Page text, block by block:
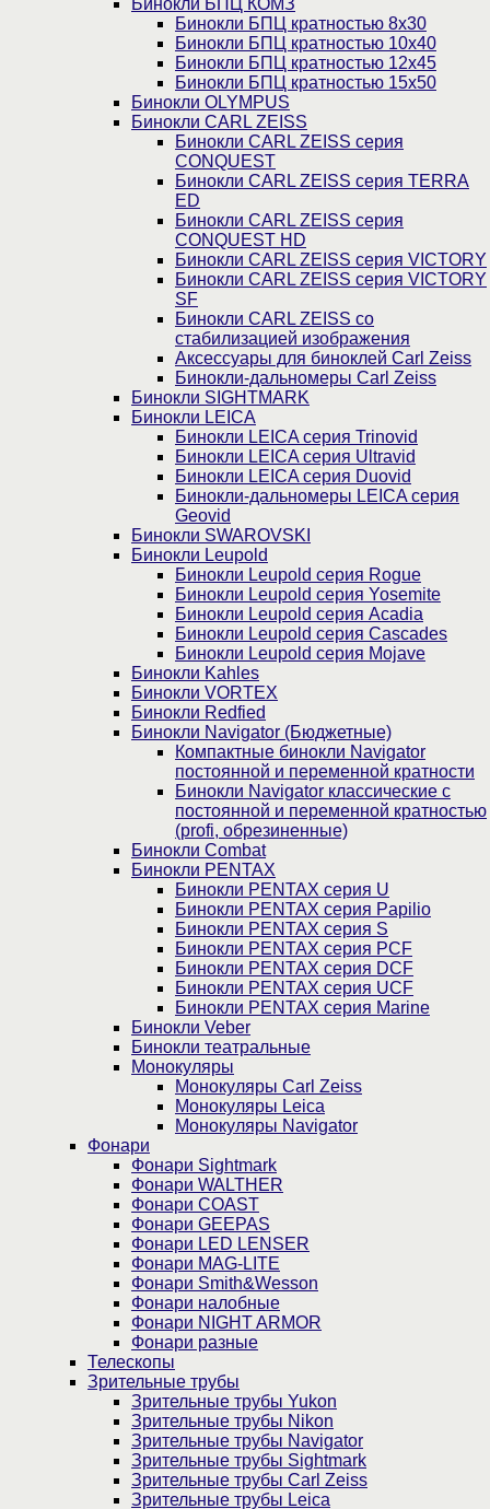
Бинокли БПЦ кратностью 8х30
Бинокли БПЦ кратностью 10х40
Бинокли БПЦ кратностью 12х45
Бинокли БПЦ кратностью 15х50
Бинокли OLYMPUS
Бинокли CARL ZEISS
Бинокли CARL ZEISS серия
CONQUEST
Бинокли CARL ZEISS серия TERRA
ED
Бинокли CARL ZEISS серия
CONQUEST HD
Бинокли CARL ZEISS серия VICTORY
Бинокли CARL ZEISS серия VICTORY
SF
Бинокли CARL ZEISS со
стабилизацией изображения
Аксессуары для биноклей Carl Zeiss
Бинокли-дальномеры Carl Zeiss
Бинокли SIGHTMARK
Бинокли LEICA
Бинокли LEICA серия Trinovid
Бинокли LEICA серия Ultravid
Бинокли LEICA серия Duovid
Бинокли-дальномеры LEICA серия
Geovid
Бинокли SWAROVSKI
Бинокли Leupold
Бинокли Leupold серия Rogue
Бинокли Leupold серия Yosemite
Бинокли Leupold серия Acadia
Бинокли Leupold серия Cascades
Бинокли Leupold серия Mojave
Бинокли Kahles
Бинокли VORTEX
Бинокли Redfied
Бинокли Navigator (Бюджетные)
Компактные бинокли Navigator
постоянной и переменной кратности
Бинокли Navigator классические с
постоянной и переменной кратностью
(profi, обрезиненные)
Бинокли Combat
Бинокли PENTAX
Бинокли PENTAX серия U
Бинокли PENTAX серия Papilio
Бинокли PENTAX серия S
Бинокли PENTAX серия PCF
Бинокли PENTAX серия DCF
Бинокли PENTAX серия UCF
Бинокли PENTAX серия Marine
Бинокли Veber
Бинокли театральные
Монокуляры
Монокуляры Carl Zeiss
Монокуляры Leica
Монокуляры Navigator
Фонари
Фонари Sightmark
Фонари WALTHER
Фонари COAST
Фонари GEEPAS
Фонари LED LENSER
Фонари MAG-LITE
Фонари Smith&Wesson
Фонари налобные
Фонари NIGHT ARMOR
Фонари разные
Телескопы
Зрительные трубы
Зрительные трубы Yukon
Зрительные трубы Nikon
Зрительные трубы Navigator
Зрительные трубы Sightmark
Зрительные трубы Carl Zeiss
Зрительные трубы Leica